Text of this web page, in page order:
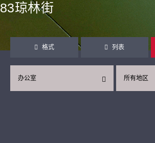
83琼林街
格式 列表
所有地区
办公室